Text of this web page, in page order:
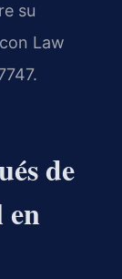
su
Law
de
en